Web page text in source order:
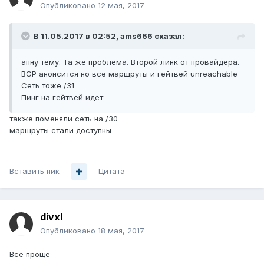
Опубликовано 12 мая, 2017
В 11.05.2017 в 02:52, ams666 сказал:
апну тему. Та же проблема. Второй линк от провайдера.
BGP анонсится но все маршруты и гейтвей unreachable
Сеть тоже /31
Пинг на гейтвей идет
также поменяли сеть на /30
маршруты стали доступны
Вставить ник Цитата
divxl
Опубликовано 18 мая, 2017
Все проще